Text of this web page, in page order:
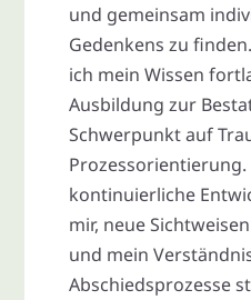
und gemeinsam
Gedenkens zu
ich mein Wissen
Ausbildung zur
Schwerpunkt auf
Prozessorientierung.
kontinuierliche
mir, neue
und mein
Abschiedsprozesse